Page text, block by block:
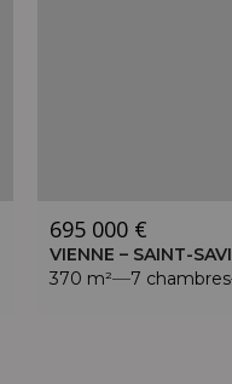
695 000 €
370 m²
7 chambres